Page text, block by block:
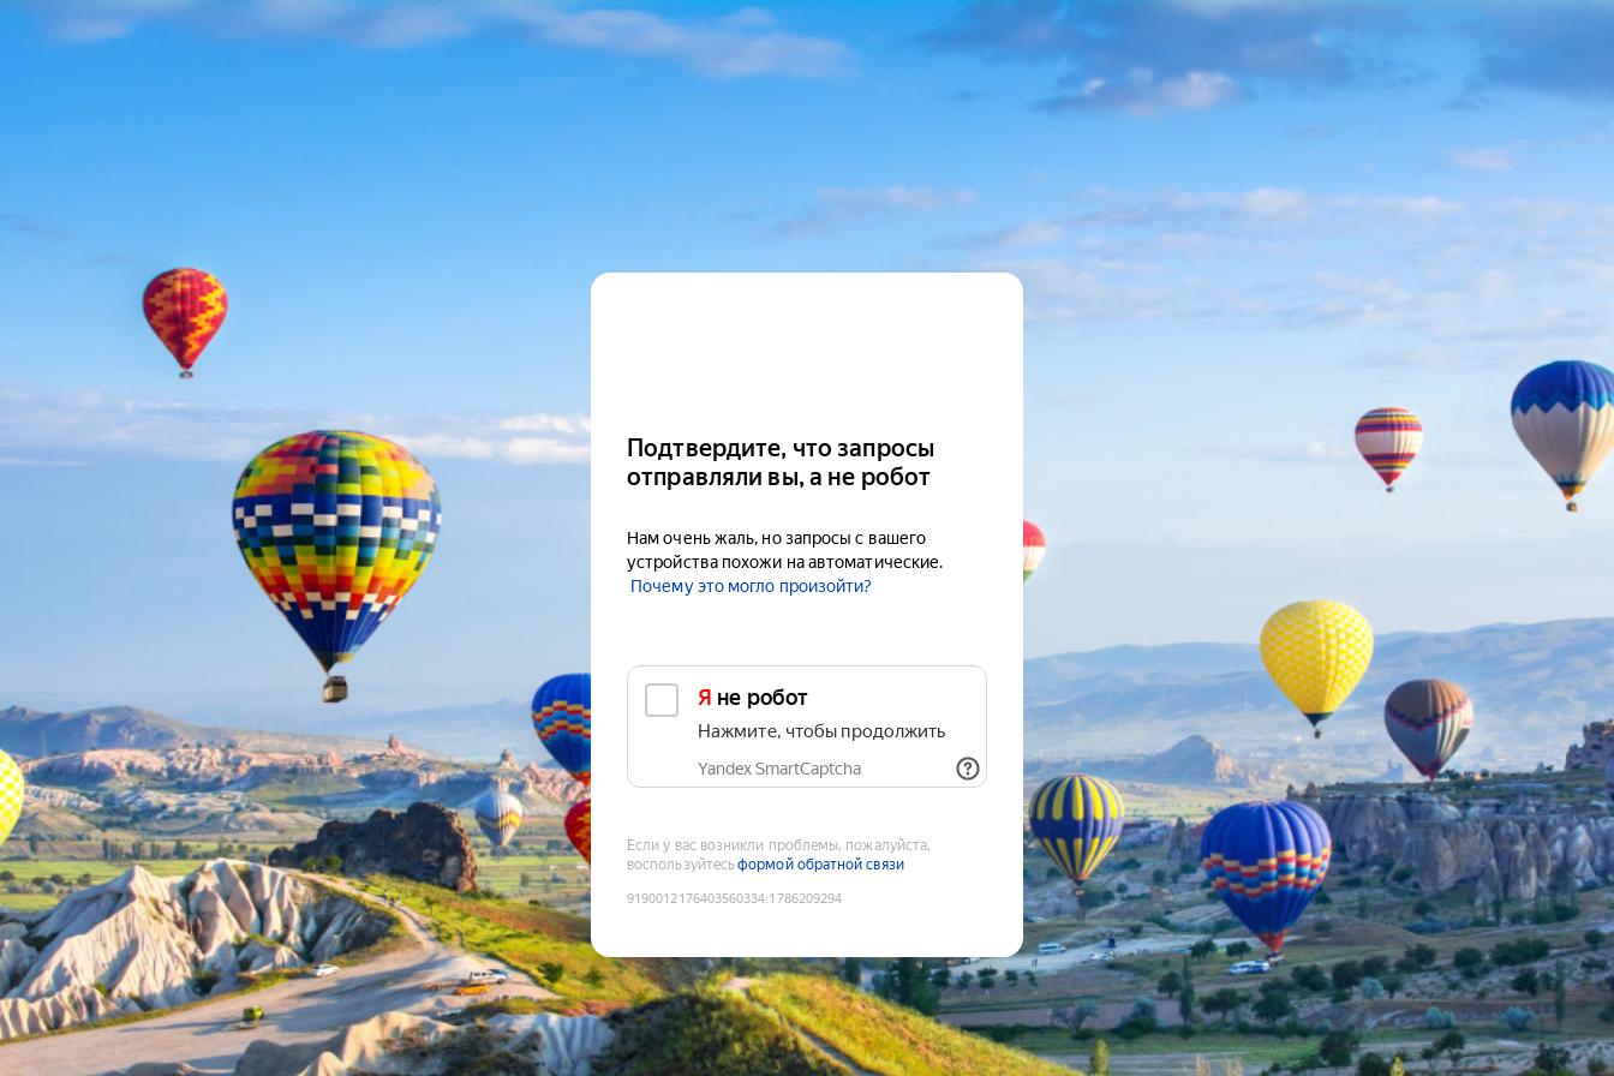
Подтвердите, что запросы
отправляли вы, а не робот
Нам очень жаль, но запросы с вашего
устройства похожи на автоматические.
Почему это могло произойти?
Я не робот
Нажмите, чтобы продолжить
Yandex SmartCaptcha
Если у вас возникли проблемы, пожалуйста,
воспользуйтесьформой обратной связи
9190012176403560334:1786209294